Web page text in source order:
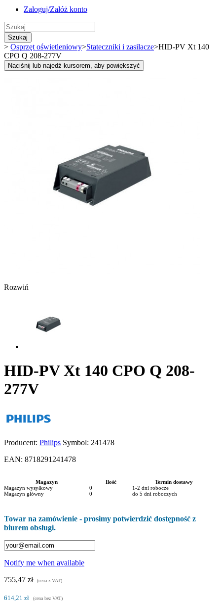
Zaloguj/Załóż konto
Szukaj
> Osprzęt oświetleniowy>Stateczniki i zasilacze>HID-PV Xt 140
CPO Q 208-277V
Naciśnij lub najedź kursorem, aby powiększyć
Rozwiń
HID-PV Xt 140 CPO Q 208-
277V
Producent: Philips Symbol: 241478
EAN: 8718291241478
Magazyn Ilość
Termin dostawy
Magazyn wysyłkowy
0
1-2 dni robocze
Magazyn główny
0 do 5 dni roboczych
Towar na zamówienie - prosimy potwierdzić dostępność z
biurem obsługi.
Notify me when available
755,47 zł
(cena z VAT)
614,21 zł (cena bez VAT)